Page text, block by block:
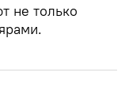
не только